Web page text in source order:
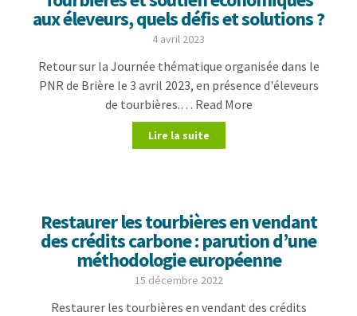
aux éleveurs, quels défis et solutions ?
4 avril 2023
Retour sur la Journée thématique organisée dans le
PNR de Brière le 3 avril 2023, en présence d'éleveurs
de tourbières.… Read More
Lire la suite
Restaurer les tourbières en vendant
des crédits carbone : parution d’une
méthodologie européenne
15 décembre 2022
Restaurer les tourbières en vendant des crédits